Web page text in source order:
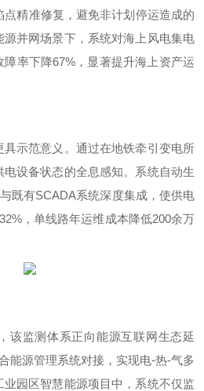
点精准修复，避免非计划停运造成的
并网场景下，系统对海上风电集电
障率下降67% ，显著提升海上资产运
示范意义。通过在地铁牵引变电所
设备状态的全息感知。系统自动生
既有SCADA系统深度集成，使供电
，单线路年运维成本降低200余万
该监测体系正向能源互联网生态延
能源管理系统对接，实现电-热-气多
园区智慧能源项目中，系统不仅监